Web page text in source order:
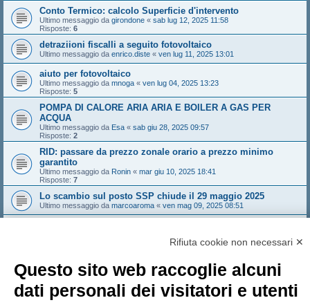
Conto Termico: calcolo Superficie d'intervento
Ultimo messaggio da girondone « sab lug 12, 2025 11:58
Risposte: 6
detraziioni fiscalli a seguito fotovoltaico
Ultimo messaggio da enrico.diste « ven lug 11, 2025 13:01
aiuto per fotovoltaico
Ultimo messaggio da mnoga « ven lug 04, 2025 13:23
Risposte: 5
POMPA DI CALORE ARIA ARIA E BOILER A GAS PER
ACQUA
Ultimo messaggio da Esa « sab giu 28, 2025 09:57
Risposte: 2
RID: passare da prezzo zonale orario a prezzo minimo
garantito
Ultimo messaggio da Ronin « mar giu 10, 2025 18:41
Risposte: 7
Lo scambio sul posto SSP chiude il 29 maggio 2025
Ultimo messaggio da marcoaroma « ven mag 09, 2025 08:51
Nuovo argomento
Pagina di
1 2 3 4 5 13 Prossimo
Rifiuta cookie non necessari ✕
Questo sito web raccoglie alcuni
dati personali dei visitatori e utenti